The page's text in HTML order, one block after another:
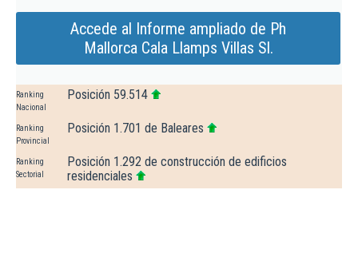
Accede al Informe ampliado de Ph
Mallorca Cala Llamps Villas Sl.
Ranking
Nacional
Posición 59.514
Ranking
Provincial
Posición 1.701 de Baleares
Ranking
Sectorial
Posición 1.292 de construcción de edificios
residenciales